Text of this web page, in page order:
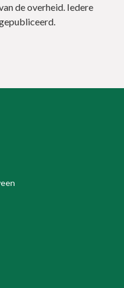
de overheid. Iedere